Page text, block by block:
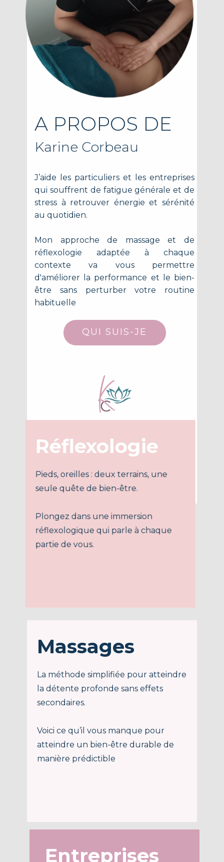
A PROPOS DE
Karine C​orbeau
J’aide les particuliers et les entreprises
qui souffrent de fatigue générale et de
stress à retrouver énergie et sérénité
au quotidien.
Mon approche de massage et de
réflexologie adaptée à chaque
contexte va vous permettre
d'améliorer la performance et le bien-
être sans perturber votre routine
habituelle
QUI SUIS-JE
Réflexologie
Pieds, oreilles : deux terrains, une
seule quête de bien-être.
Plongez dans une immersion
réflexologique qui parle à chaque
partie de vous.
Massages
La méthode simplifiée pour atteindre
la détente profonde sans effets
secondaires.
Voici ce qu’il vous manque pour
atteindre un bien-être durable de
manière prédictible
Entreprises